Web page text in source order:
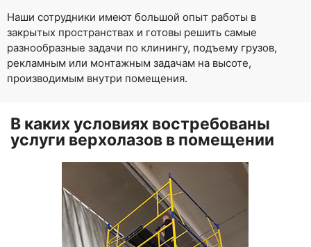
Наши сотрудники имеют большой опыт работы в
закрытых пространствах и готовы решить самые
разнообразные задачи по клинингу, подъему грузов,
рекламным или монтажным задачам на высоте,
производимым внутри помещения.
В каких условиях востребованы
услуги верхолазов в помещении